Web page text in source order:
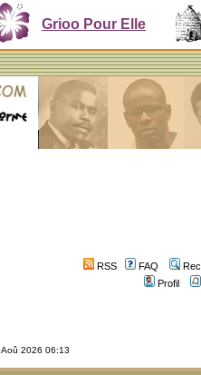
Grioo Pour Elle
RSS FAQ
Profil
2026 06:13